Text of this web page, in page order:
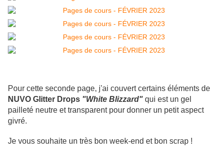
Pour cette seconde page, j'ai couvert certains éléments de
NUVO Glitter Drops "White Blizzard" qui est un gel
pailleté neutre et transparent pour donner un petit aspect
givré.
Je vous souhaite un très bon week-end et bon scrap !